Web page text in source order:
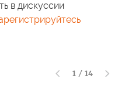
в дискуссии
1 / 14